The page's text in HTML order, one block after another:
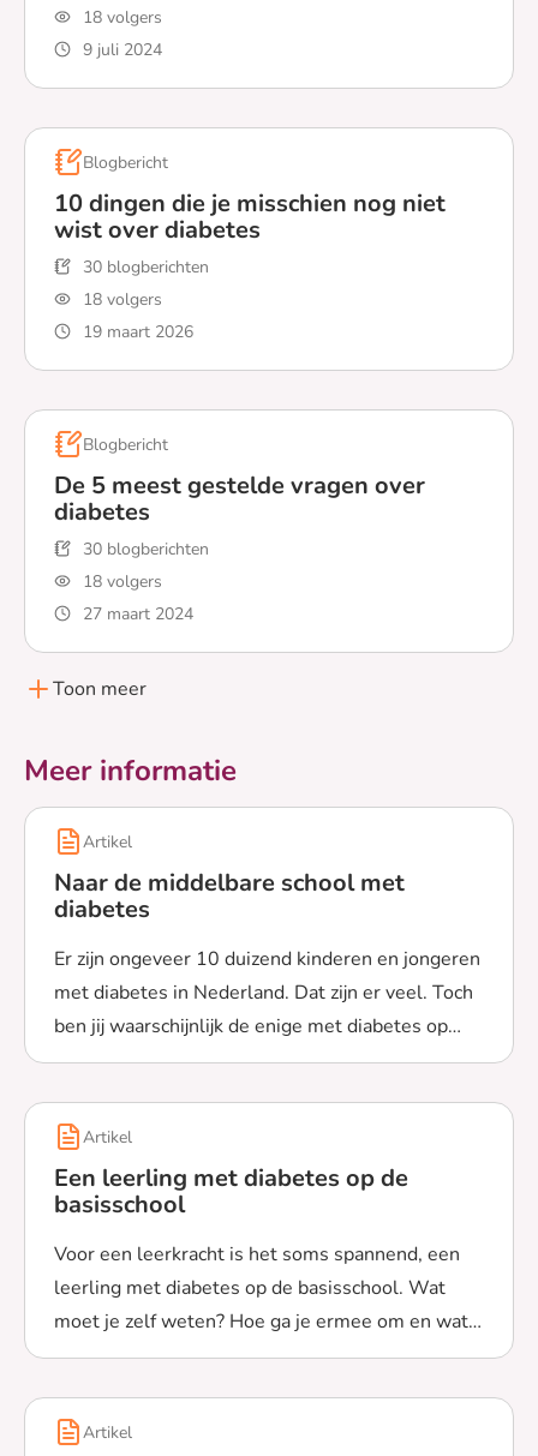
18 volgers
9 juli 2024
Lees meer over 5 belangrijke dingen die je moet lezen
Blogbericht
10 dingen die je misschien nog niet
wist over diabetes
30 blogberichten
18 volgers
19 maart 2026
Lees meer over 10 dingen die je misschien nog niet
Blogbericht
De 5 meest gestelde vragen over
diabetes
30 blogberichten
18 volgers
27 maart 2024
Lees meer over De 5 meest gestelde vragen over
Toon meer
Meer informatie
Artikel
Naar de middelbare school met
diabetes
Er zijn ongeveer 10 duizend kinderen en jongeren
met diabetes in Nederland. Dat zijn er veel. Toch
ben jij waarschijnlijk de enige met diabetes op
jouw middelbare school.
Lees meer over Naar de middelbare school met
Artikel
Een leerling met diabetes op de
basisschool
Voor een leerkracht is het soms spannend, een
leerling met diabetes op de basisschool. Wat
moet je zelf weten? Hoe ga je ermee om en wat
spreek je af met ouders? Bekijk de adviezen en
Lees meer over Een leerling met diabetes op de
Artikel